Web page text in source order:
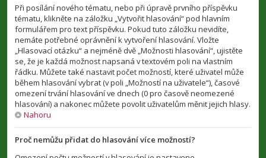
Při posílání nového tématu, nebo při úpravě prvního příspěvku
tématu, klikněte na záložku „Vytvořit hlasování“ pod hlavním
formulářem pro text příspěvku. Pokud tuto záložku nevidíte,
nemáte potřebné oprávnění k vytvoření hlasování. Vložte
„Hlasovací otázku“ a nejméně dvě „Možnosti hlasování“, ujistěte
se, že je každá možnost napsaná v textovém poli na vlastním
řádku. Můžete také nastavit počet možností, které uživatel může
během hlasování vybrat (v poli „Možností na uživatele“), časové
omezení trvání hlasování ve dnech (0 pro časově neomezené
hlasování) a nakonec můžete povolit uživatelům měnit jejich hlasy.
Nahoru
Proč nemůžu přidat do hlasování více možností?